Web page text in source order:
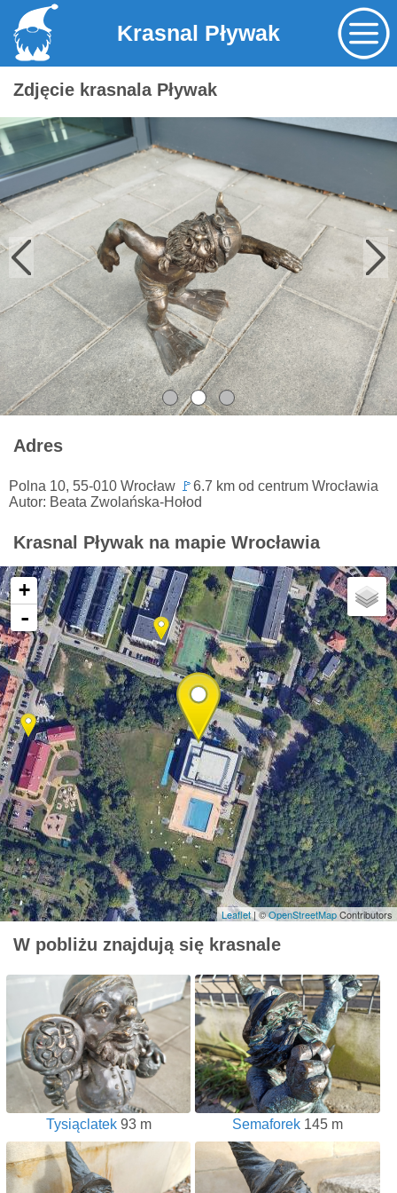
Krasnal Pływak
Zdjęcie krasnala Pływak
Adres
Polna 10, 55-010 Wrocław 🚩6.7 km od centrum Wrocławia
Autor: Beata Zwolańska-Hołod
Krasnal Pływak na mapie Wrocławia
+
-
Leaflet| ©OpenStreetMapContributors
W pobliżu znajdują się krasnale
Tysiąclatek93 m Semaforek145 m